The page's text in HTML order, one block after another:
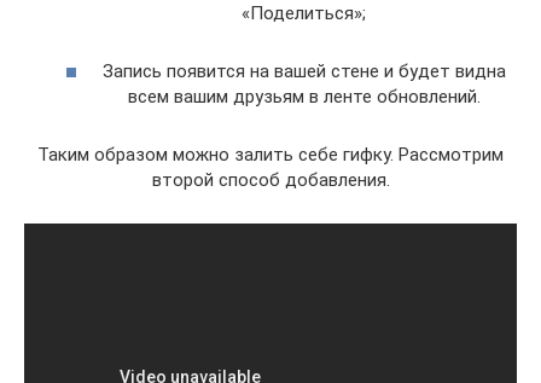
«Поделиться»;
Запись появится на вашей стене и будет видна
всем вашим друзьям в ленте обновлений.
Таким образом можно залить себе гифку. Рассмотрим
второй способ добавления.